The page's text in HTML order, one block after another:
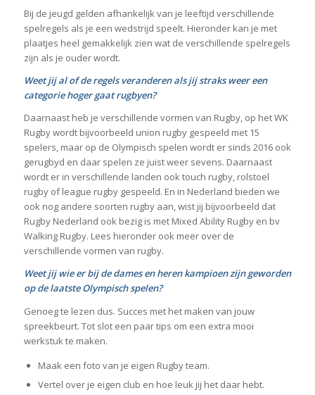
Bij de jeugd gelden afhankelijk van je leeftijd verschillende
spelregels als je een wedstrijd speelt. Hieronder kan je met
plaatjes heel gemakkelijk zien wat de verschillende spelregels
zijn als je ouder wordt.
Weet jij al of de regels veranderen als jij straks weer een
categorie hoger gaat rugbyen?
Daarnaast heb je verschillende vormen van Rugby, op het WK
Rugby wordt bijvoorbeeld union rugby gespeeld met 15
spelers, maar op de Olympisch spelen wordt er sinds 2016 ook
gerugbyd en daar spelen ze juist weer sevens. Daarnaast
wordt er in verschillende landen ook touch rugby, rolstoel
rugby of league rugby gespeeld. En in Nederland bieden we
ook nog andere soorten rugby aan, wist jij bijvoorbeeld dat
Rugby Nederland ook bezig is met Mixed Ability Rugby en bv
Walking Rugby. Lees hieronder ook meer over de
verschillende vormen van rugby.
Weet jij wie er bij de dames en heren kampioen zijn geworden
op de laatste Olympisch spelen?
Genoeg te lezen dus. Succes met het maken van jouw
spreekbeurt. Tot slot een paar tips om een extra mooi
werkstuk te maken.
Maak een foto van je eigen Rugby team.
Vertel over je eigen club en hoe leuk jij het daar hebt.